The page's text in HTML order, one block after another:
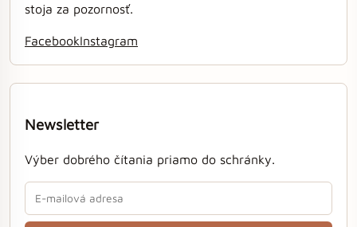
stoja za pozornosť.
FacebookInstagram
Newsletter
Výber dobrého čítania priamo do schránky.